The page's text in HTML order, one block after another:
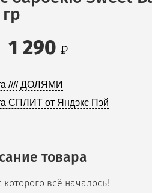
1 290
//// ДОЛЯМИ
СПЛИТ от Яндэкс Пэй
товара
которого всё началось!